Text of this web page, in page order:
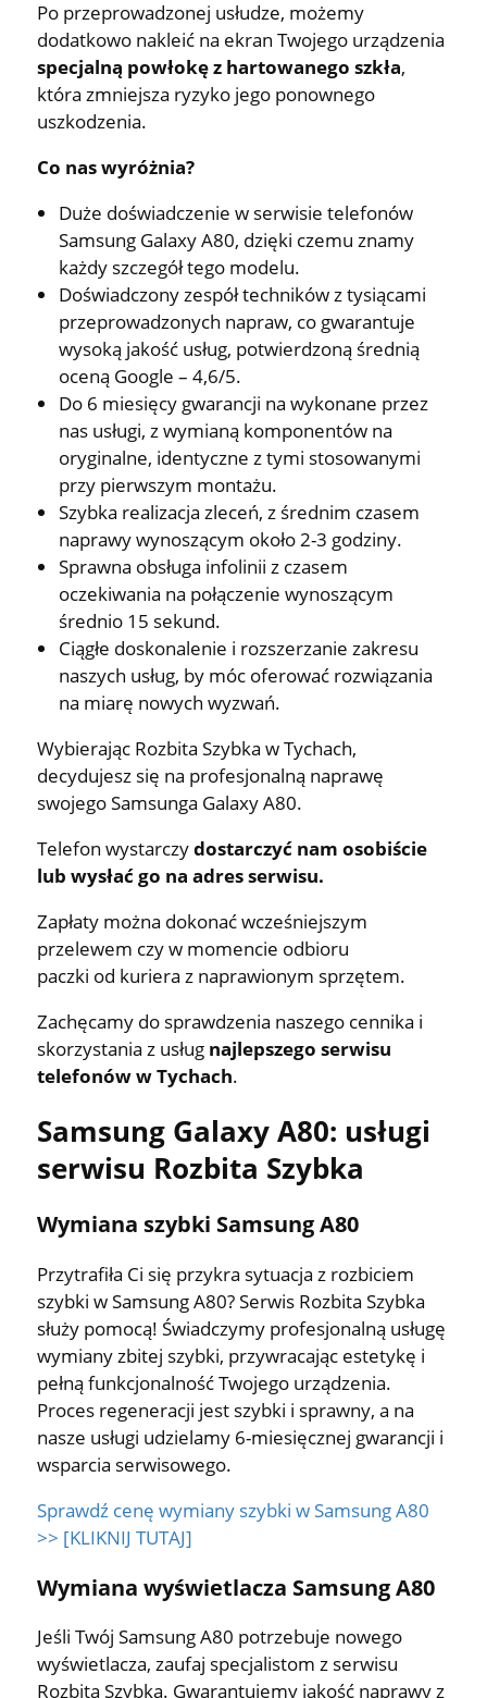
Po przeprowadzonej usłudze, możemy
dodatkowo nakleić na ekran Twojego urządzenia
specjalną powłokę z hartowanego szkła,
która zmniejsza ryzyko jego ponownego
uszkodzenia.
Co nas wyróżnia?
Duże doświadczenie w serwisie telefonów
Samsung Galaxy A80, dzięki czemu znamy
każdy szczegół tego modelu.
Doświadczony zespół techników z tysiącami
przeprowadzonych napraw, co gwarantuje
wysoką jakość usług, potwierdzoną średnią
oceną Google – 4,6/5.
Do 6 miesięcy gwarancji na wykonane przez
nas usługi, z wymianą komponentów na
oryginalne, identyczne z tymi stosowanymi
przy pierwszym montażu.
Szybka realizacja zleceń, z średnim czasem
naprawy wynoszącym około 2-3 godziny.
Sprawna obsługa infolinii z czasem
oczekiwania na połączenie wynoszącym
średnio 15 sekund.
Ciągłe doskonalenie i rozszerzanie zakresu
naszych usług, by móc oferować rozwiązania
na miarę nowych wyzwań.
Wybierając Rozbita Szybka w Tychach,
decydujesz się na profesjonalną naprawę
swojego Samsunga Galaxy A80.
Telefon wystarczydostarczyć nam osobiście
lub wysłać go na adres serwisu.
Zapłaty można dokonać wcześniejszym
przelewem czy w momencie odbioru
paczki od kuriera z naprawionym sprzętem.
Zachęcamy do sprawdzenia naszego cennika i
skorzystania z usług najlepszego serwisu
telefonów w Tychach.
Samsung Galaxy A80: usługi
serwisu Rozbita Szybka
Wymiana szybki Samsung A80
Przytrafiła Ci się przykra sytuacja z rozbiciem
szybki w Samsung A80? Serwis Rozbita Szybka
służy pomocą! Świadczymy profesjonalną usługę
wymiany zbitej szybki, przywracając estetykę i
pełną funkcjonalność Twojego urządzenia.
Proces regeneracji jest szybki i sprawny, a na
nasze usługi udzielamy 6-miesięcznej gwarancji i
wsparcia serwisowego.
Sprawdź cenę wymiany szybki w Samsung A80
>> [KLIKNIJ TUTAJ]
Wymiana wyświetlacza Samsung A80
Jeśli Twój Samsung A80 potrzebuje nowego
wyświetlacza, zaufaj specjalistom z serwisu
Rozbita Szybka. Gwarantujemy jakość naprawy z